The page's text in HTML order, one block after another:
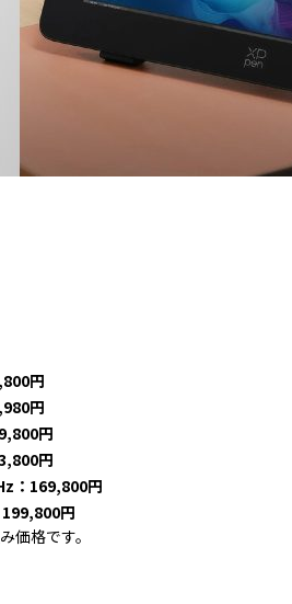
円
円
円
円
：169,800円
円
価格です。